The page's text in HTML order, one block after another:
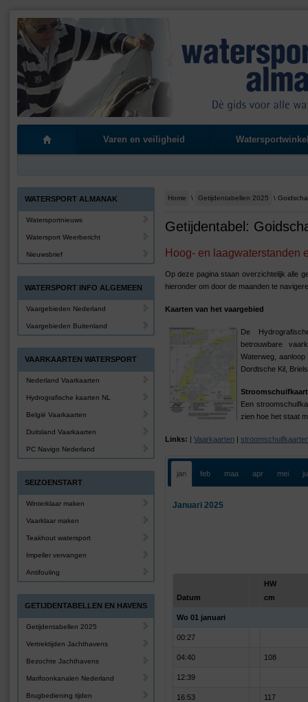
Varen en veiligheid
Home \ Getijdentabellen 2025 \
Getijdentabel:
Hoog- en laagwaterstanden
Op deze pagina staan overzichtelijk alle
hieronder om door de maanden te
Kaarten van het vaargebied
De
betrouwbare
Waterweg,
Dordtsche Kil,
Stroomschuifkaart
Een
zien hoe het staat
Links: | Vaarkaarten |
jan feb maa apr mei
Januari 2025
Datum
HW
cm
Wo 01 januari
00:27
04:40 108
12:39
16:53 117
WATERSPORT ALMANAK
Watersportnieuws
Watersport Weerbericht
Nieuwsbrief
WATERSPORT INFO ALGEMEEN
Vaargebieden Nederland
Vaargebieden Buitenland
VAARKAARTEN WATERSPORT
Nederland Vaarkaarten
Hydrografische kaarten NL
België Vaarkaarten
Duitsland Vaarkaarten
PC Navigo Nederland
SEIZOENSTART
Winterklaar maken
Vaarklaar maken
Teakhout watersport
Impeller vervangen
Antifouling
GETIJDENTABELLEN EN HAVENS
Getijdentabellen 2025
Vertrektijden Jachthavens
Bezochte Jachthavens
Marifoonkanalen Nederland
Brugbediening tijden